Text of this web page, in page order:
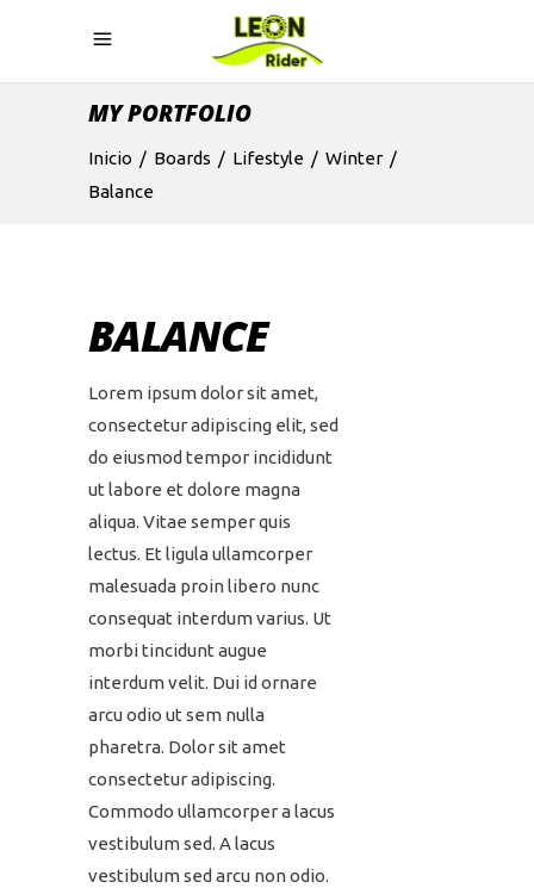
MY PORTFOLIO
Inicio / Boards / Lifestyle / Winter /
Balance
BALANCE
Lorem ipsum dolor sit amet,
consectetur adipiscing elit, sed
do eiusmod tempor incididunt
ut labore et dolore magna
aliqua. Vitae semper quis
lectus. Et ligula ullamcorper
malesuada proin libero nunc
consequat interdum varius. Ut
morbi tincidunt augue
interdum velit. Dui id ornare
arcu odio ut sem nulla
pharetra. Dolor sit amet
consectetur adipiscing.
Commodo ullamcorper a lacus
vestibulum sed. A lacus
vestibulum sed arcu non odio.